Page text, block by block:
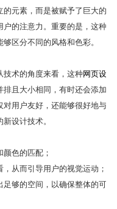
元素，而是被赋予了巨大的
的注意力。重要的是，这种
区分不同的风格和色彩。
技术的角度来看，这种网页设
且大小相同，有时还会添加
用户友好，还能够很好地与
设计技术。
色的匹配；
从而引导用户的视觉运动；
够的空间，以确保整体的可